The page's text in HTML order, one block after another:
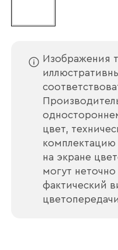
Изображения
цвет,
на экране
могут
фактический
Ваш email
Номер